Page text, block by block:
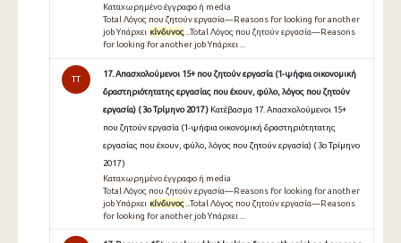
Καταχωρημένο έγγραφο ή media
Total Λόγος που ζητούν εργασία—Reasons for looking for another
job Υπάρχει κίνδυνος...Total Λόγος που ζητούν εργασία—Reasons
for looking for another job Υπάρχει ...
TT
17. Απασχολούμενοι 15+ που ζητούν εργασία (1-ψήφια οικονομική
δραστηριότητατης εργασίας που έχουν, φύλο, λόγος που ζητούν
εργασία) ( 3ο Τρίμηνο 2017 ) Κατέβασμα 17. Απασχολούμενοι 15+
που ζητούν εργασία (1-ψήφια οικονομική δραστηριότητατης
εργασίας που έχουν, φύλο, λόγος που ζητούν εργασία) ( 3ο Τρίμηνο
2017 )
Καταχωρημένο έγγραφο ή media
Total Λόγος που ζητούν εργασία—Reasons for looking for another
job Υπάρχει κίνδυνος ...Total Λόγος που ζητούν εργασία—Reasons
for looking for another job Υπάρχει ...